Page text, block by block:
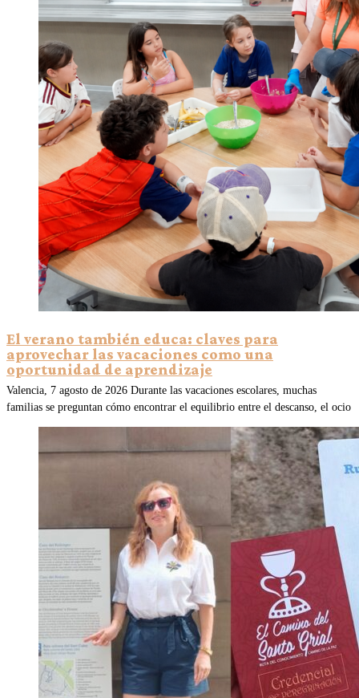
El verano también educa: claves para
aprovechar las vacaciones como una
oportunidad de aprendizaje
Valencia, 7 agosto de 2026 Durante las vacaciones escolares, muchas
familias se preguntan cómo encontrar el equilibrio entre el descanso, el ocio